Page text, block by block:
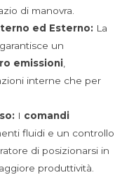
di manovra.
ed Esterno: La
garantisce un
emissioni,
interne che per
I comandi
fluidi e un controllo
di posizionarsi in
produttività.